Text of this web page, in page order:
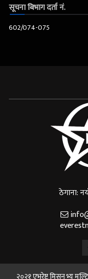
सूचना बिभाग दर्ता नं.
602/074-075
ठेगाना: